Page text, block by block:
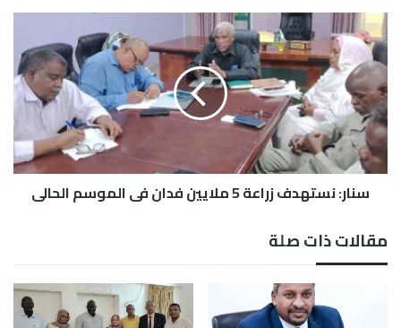
ك
ف
ي
ا
ل
ا
ج
ت
م
ل
أ
س
ن
ر
:
ن
س
ت
ه
ر
ا
سنار: نستهدف زراعة 5 ملايين فدان في الموسم الحالي
مقالات ذات صلة